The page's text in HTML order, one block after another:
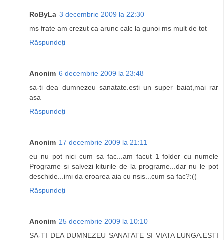
RoByLa 3 decembrie 2009 la 22:30
ms frate am crezut ca arunc calc la gunoi ms mult de tot
Răspundeți
Anonim 6 decembrie 2009 la 23:48
sa-ti dea dumnezeu sanatate.esti un super baiat,mai rar
asa
Răspundeți
Anonim 17 decembrie 2009 la 21:11
eu nu pot nici cum sa fac...am facut 1 folder cu numele
Programe si salvezi kiturile de la programe...dar nu le pot
deschide...imi da eroarea aia cu nsis...cum sa fac?:((
Răspundeți
Anonim 25 decembrie 2009 la 10:10
SA-TI DEA DUMNEZEU SANATATE SI VIATA LUNGA.ESTI